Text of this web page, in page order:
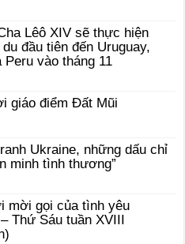
Lêô XIV sẽ thực hiện
đầu tiên đến Uruguay,
Peru vào tháng 11
giáo điểm Đất Mũi
Ukraine, những dấu chỉ
minh tình thương”
mời gọi của tình yêu
Thứ Sáu tuần XVIII